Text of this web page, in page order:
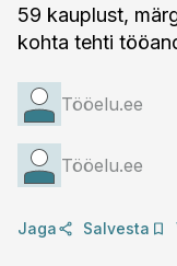
59 kauplust,
kohta tehti
Tööelu.ee
Tööelu.ee
Jaga Salvesta